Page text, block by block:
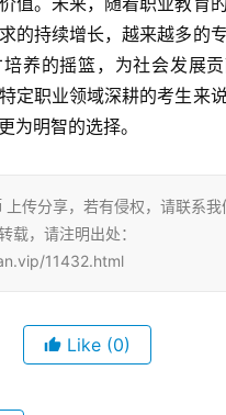
的持续增长，越来越多的
养的摇篮，为社会发展
定职业领域深耕的考生来
为明智的选择。
上传分享，若有侵权，请联系我
载，请注明出处：
11432.html
Like (0)